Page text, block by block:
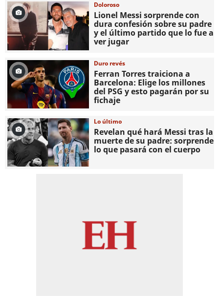
Doloroso
Lionel Messi sorprende con
dura confesión sobre su padre
y el último partido que lo fue a
ver jugar
Duro revés
Ferran Torres traiciona a
Barcelona: Elige los millones
del PSG y esto pagarán por su
fichaje
Lo último
Revelan qué hará Messi tras la
muerte de su padre: sorprende
lo que pasará con el cuerpo